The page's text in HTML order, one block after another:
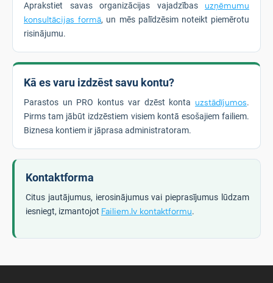
Aprakstiet savas organizācijas vajadzības uzņēmumu
konsultācijas formā, un mēs palīdzēsim noteikt piemērotu
risinājumu.
Kā es varu izdzēst savu kontu?
Parastos un PRO kontus var dzēst konta uzstādījumos.
Pirms tam jābūt izdzēstiem visiem kontā esošajiem failiem.
Biznesa kontiem ir jāprasa administratoram.
Kontaktforma
Citus jautājumus, ierosinājumus vai pieprasījumus lūdzam
iesniegt, izmantojot Failiem.lv kontaktformu.